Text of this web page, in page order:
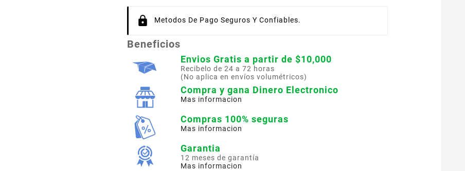
Metodos De Pago Seguros Y Confiables.
Beneficios
Envios Gratis a partir de $10,000
Recibelo de 24 a 72 horas
(No aplica en envíos volumétricos)
Compra y gana Dinero Electronico
Mas informacion
Compras 100% seguras
Mas informacion
Garantia
12 meses de garantía
Mas informacion